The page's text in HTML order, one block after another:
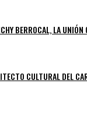
BERROCAL, LA UNIÓN
CULTURAL DEL